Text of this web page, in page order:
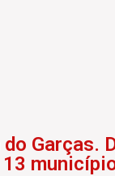
Garças.